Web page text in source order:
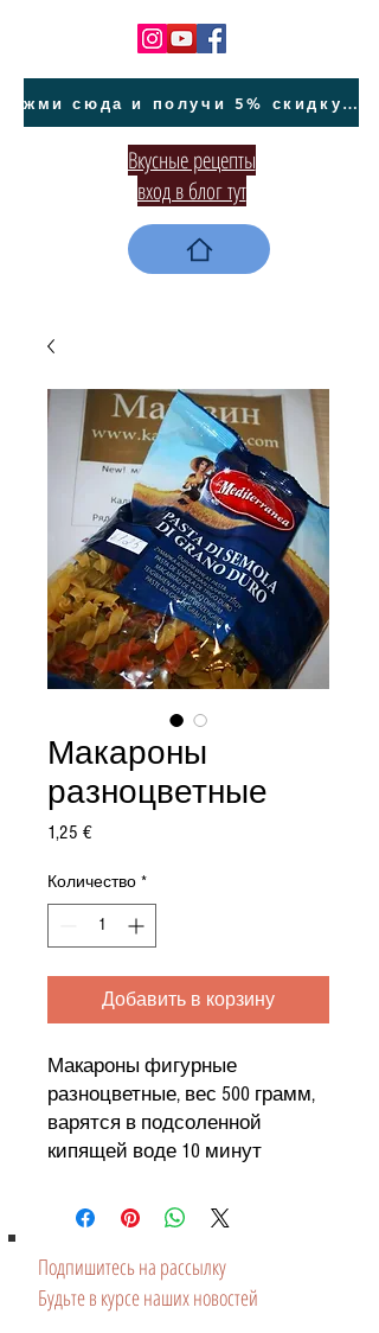
жми сюда и получи 5% скидку на покупку авто на Кипре и автообслуживание
Вкусные рецепты
вход в блог тут
Макароны
разноцветные
1,25 €Цена
Количество *
Добавить в корзину
Макароны фигурные
разноцветные, вес 500 грамм,
варятся в подсоленной
кипящей воде 10 минут
Подпишитесь на рассылку
Будьте в курсе наших новостей